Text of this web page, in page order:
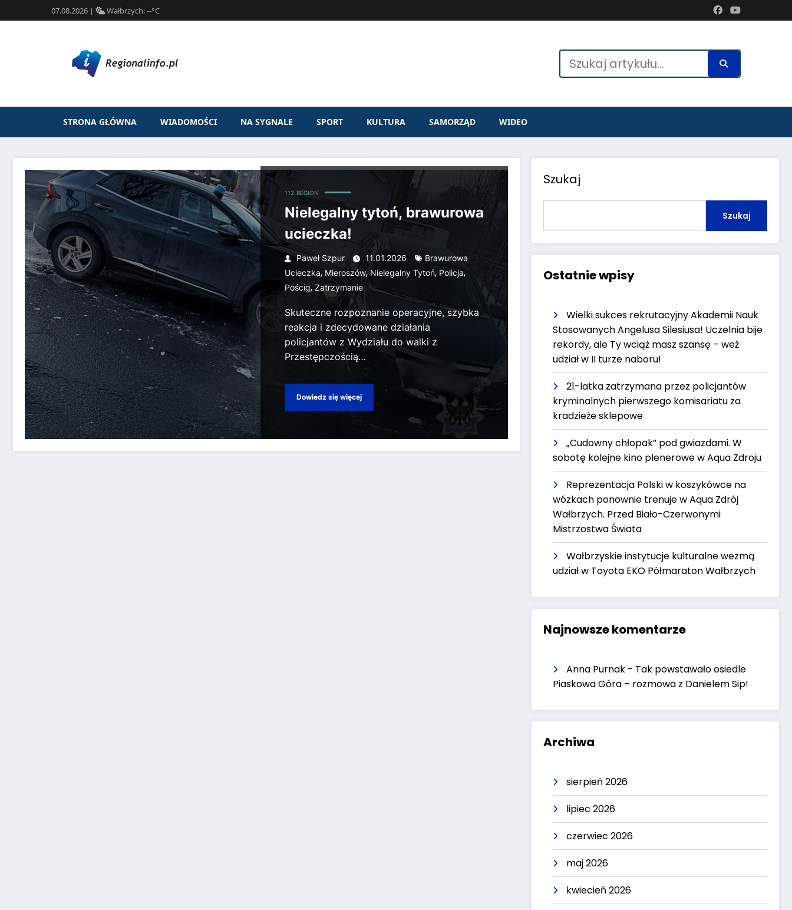
07.08.2026 | Wałbrzych:--°C
STRONA GŁÓWNA WIADOMOŚCI NA SYGNALE SPORT KULTURA SAMORZĄD WIDEO
treści
112 REGION
Nielegalny tytoń, brawurowa
ucieczka!
Paweł Szpur 11.01.2026
Brawurowa
Ucieczka, Mieroszów, Nielegalny Tytoń, Policja,
Pościg, Zatrzymanie
Skuteczne rozpoznanie operacyjne, szybka
reakcja i zdecydowane działania
policjantów z Wydziału do walki z
Przestępczością…
Dowiedz się więcej
Szukaj
Szukaj
Ostatnie wpisy
Wielki sukces rekrutacyjny Akademii Nauk
Stosowanych Angelusa Silesiusa! Uczelnia bije
rekordy, ale Ty wciąż masz szansę – weź
udział w II turze naboru!
21-latka zatrzymana przez policjantów
kryminalnych pierwszego komisariatu za
kradzieże sklepowe
„Cudowny chłopak” pod gwiazdami. W
sobotę kolejne kino plenerowe w Aqua Zdroju
Reprezentacja Polski w koszykówce na
wózkach ponownie trenuje w Aqua Zdrój
Wałbrzych. Przed Biało-Czerwonymi
Mistrzostwa Świata
Wałbrzyskie instytucje kulturalne wezmą
udział w Toyota EKO Półmaraton Wałbrzych
Najnowsze komentarze
Anna Purnak - Tak powstawało osiedle
Piaskowa Góra – rozmowa z Danielem Sip!
Archiwa
sierpień 2026
lipiec 2026
czerwiec 2026
maj 2026
kwiecień 2026